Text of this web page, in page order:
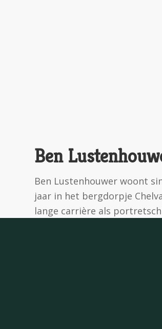
Ben
Ben Lustenhouwer woont
jaar in het bergdorpje
lange carrière als